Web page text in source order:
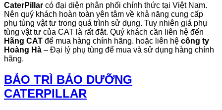
CaterPillar có đại diện phân phối chính thức tại Việt Nam.
Nên quý khách hoàn toàn yên tâm về khả năng cung cấp
phụ tùng vật tư trong quá trình sử dụng. Tuy nhiên giá phụ
tùng vật tư của CAT là rất đắt. Quý khách cần liên hệ đến
Hãng CAT để mua hàng chính hãng. hoặc liên hệ công ty
Hoàng Hà – Đại lý phụ tùng để mua và sử dụng hàng chính
hãng.
BẢO TRÌ BẢO DƯỠNG
CATERPILLAR